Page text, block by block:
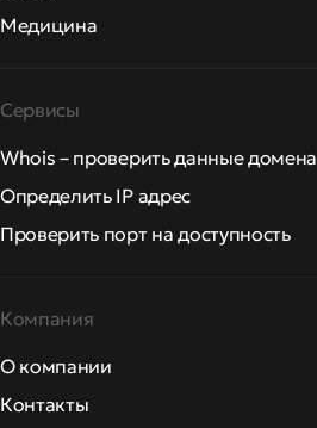
Медицина
Сервисы
Whois – проверить данные домена
Определить IP адрес
Проверить порт на доступность
Компания
О компании
Контакты